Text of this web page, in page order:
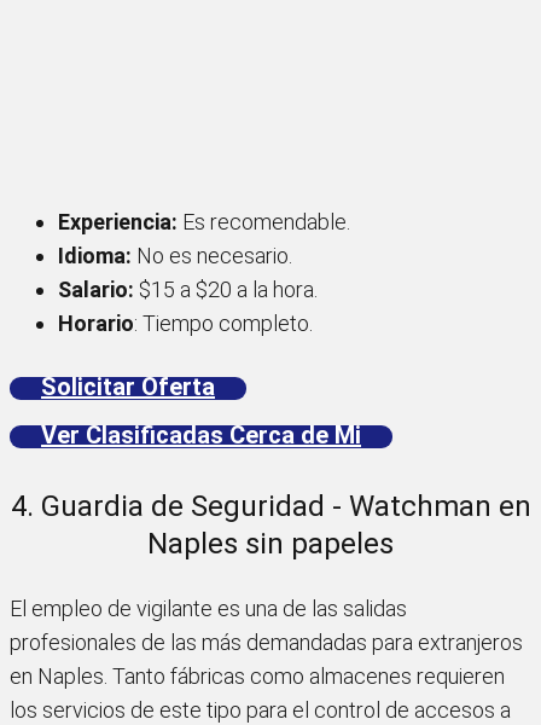
Experiencia: Es recomendable.
Idioma: No es necesario.
Salario: $15 a $20 a la hora.
Horario: Tiempo completo.
Solicitar Oferta
Ver Clasificadas Cerca de Mi
4. Guardia de Seguridad - Watchman en
Naples sin papeles
El empleo de vigilante es una de las salidas
profesionales de las más demandadas para extranjeros
en Naples. Tanto fábricas como almacenes requieren
los servicios de este tipo para el control de accesos a